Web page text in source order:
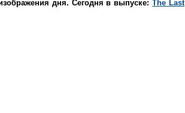
дня. Сегодня в выпуске:The Last